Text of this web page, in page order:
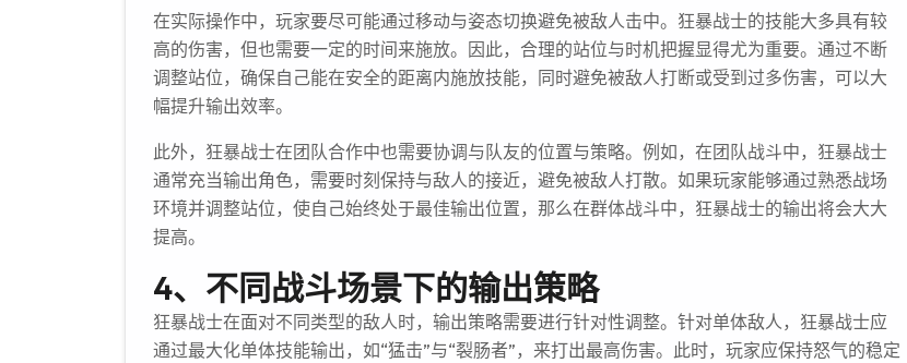
在实际操作中，玩家要尽可能通过移动与姿态切换避免被敌人击中。狂暴战士的技能大多具有较
高的伤害，但也需要一定的时间来施放。因此，合理的站位与时机把握显得尤为重要。通过不断
调整站位，确保自己能在安全的距离内施放技能，同时避免被敌人打断或受到过多伤害，可以大
幅提升输出效率。
此外，狂暴战士在团队合作中也需要协调与队友的位置与策略。例如，在团队战斗中，狂暴战士
通常充当输出角色，需要时刻保持与敌人的接近，避免被敌人打散。如果玩家能够通过熟悉战场
环境并调整站位，使自己始终处于最佳输出位置，那么在群体战斗中，狂暴战士的输出将会大大
提高。
4、不同战斗场景下的输出策略
狂暴战士在面对不同类型的敌人时，输出策略需要进行针对性调整。针对单体敌人，狂暴战士应
通过最大化单体技能输出，如“猛击”与“裂肠者”，来打出最高伤害。此时，玩家应保持怒气的稳定